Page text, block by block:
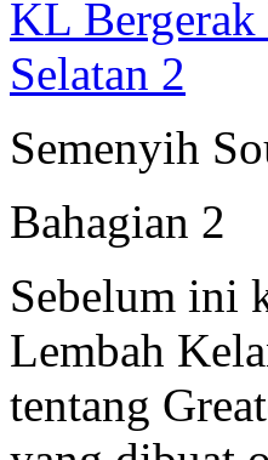
Semenyih
Bahagian 2
Sebelum ini
Lembah
tentang